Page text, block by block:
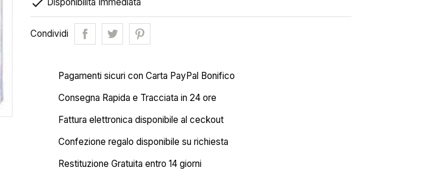

Condividi
Pagamenti sicuri con Carta PayPal Bonifico
Consegna Rapida e Tracciata in 24 ore
Fattura elettronica disponibile al ceckout
Confezione regalo disponibile su richiesta
Restituzione Gratuita entro 14 giorni